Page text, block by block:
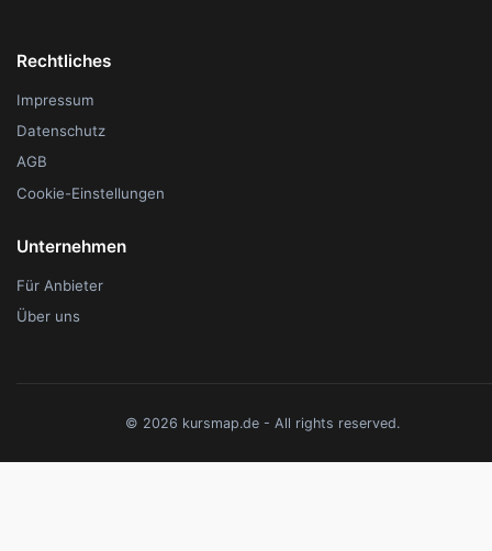
Rechtliches
Impressum
Datenschutz
AGB
Cookie-Einstellungen
Unternehmen
Für Anbieter
Über uns
© 2026 kursmap.de - All rights reserved.